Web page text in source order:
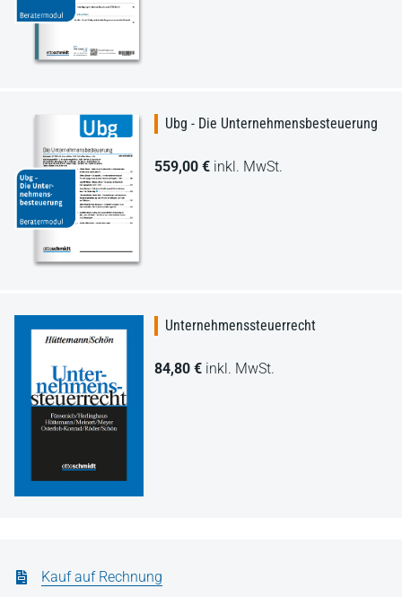
Ubg - Die Unternehmensbesteuerung
559,00 € inkl. MwSt.
Unternehmenssteuerrecht
84,80 € inkl. MwSt.
Kauf auf Rechnung